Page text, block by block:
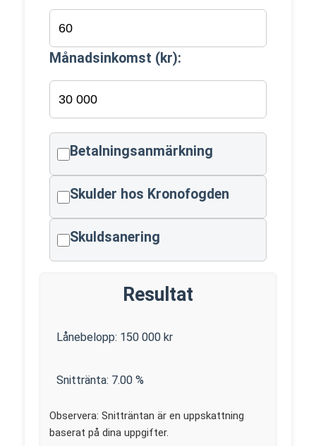
Månadsinkomst (kr):
Betalningsanmärkning
Skulder hos Kronofogden
Skuldsanering
Resultat
Lånebelopp: 150 000 kr
Snittränta: 7.00 %
Observera: Snitträntan är en uppskattning
baserat på dina uppgifter.